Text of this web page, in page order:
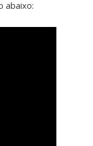
abaixo: